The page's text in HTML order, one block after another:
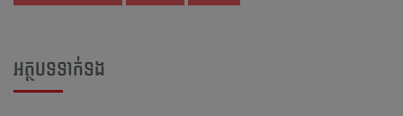
អត្ថបទទាក់ទង